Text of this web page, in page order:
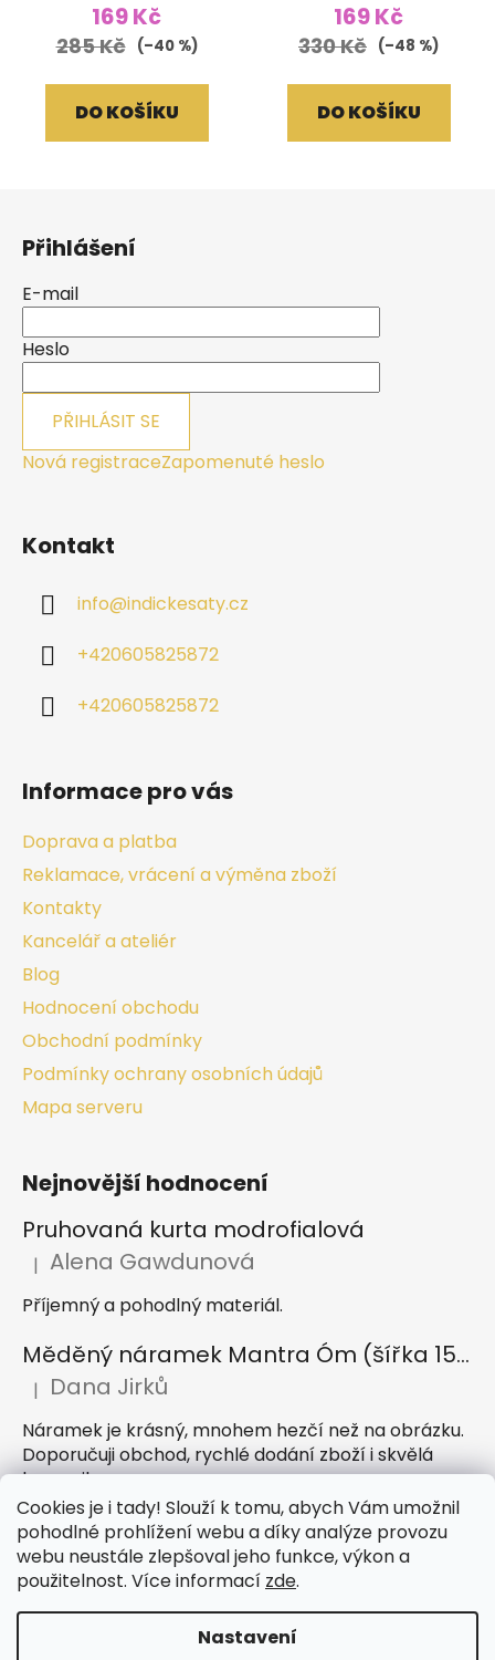
Cookies je i tady! Slouží k tomu, abych Vám umožnil
pohodlné prohlížení webu a díky analýze provozu
webu neustále zlepšoval jeho funkce, výkon a
použitelnost. Více informací zde.
Nastavení
169 Kč
285 Kč (–40 %)
DO KOŠÍKU
169 Kč
330 Kč (–48 %)
DO KOŠÍKU
Přihlášení
E-mail
Heslo
PŘIHLÁSIT SE
Nová registraceZapomenuté heslo
Kontakt
info@indickesaty.cz
+420605825872
+420605825872
Informace pro vás
Doprava a platba
Reklamace, vrácení a výměna zboží
Kontakty
Kancelář a ateliér
Blog
Hodnocení obchodu
Obchodní podmínky
Podmínky ochrany osobních údajů
Mapa serveru
Nejnovější hodnocení
Pruhovaná kurta modrofialová
Hodnocení produktu je 5 z 5 hvězdiček.
| Alena Gawdunová
Příjemný a pohodlný materiál.
Měděný náramek Mantra Óm (šířka 15 mm)
Hodnocení produktu je 5 z 5 hvězdiček.
| Dana Jirků
Náramek je krásný, mnohem hezčí než na obrázku.
Doporučuji obchod, rychlé dodání zboží i skvělá
komunikace
Hodnocení produktu je 5 z 5 hvězdiček.
| Petra Hejátková